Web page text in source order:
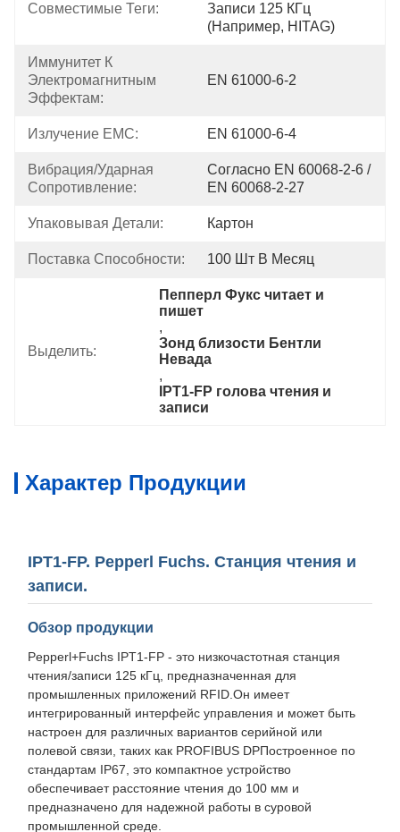
Совместимые Теги:
Записи 125 КГц
(например, HITAG)
Иммунитет К
Электромагнитным
Эффектам:
EN 61000-6-2
Излучение EMC: EN 61000-6-4
Вибрация/ударная
Сопротивление:
Согласно EN 60068-2-6 /
EN 60068-2-27
Упаковывая Детали: Картон
Поставка Способности: 100 Шт В Месяц
Выделить:
Пепперл Фукс читает и
пишет
,
Зонд близости Бентли
Невада
,
IPT1-FP голова чтения и
записи
Характер Продукции
IPT1-FP. Pepperl Fuchs. Станция чтения и
записи.
Обзор продукции
Pepperl+Fuchs IPT1-FP - это низкочастотная станция
чтения/записи 125 кГц, предназначенная для
промышленных приложений RFID.Он имеет
интегрированный интерфейс управления и может быть
настроен для различных вариантов серийной или
полевой связи, таких как PROFIBUS DPПостроенное по
стандартам IP67, это компактное устройство
обеспечивает расстояние чтения до 100 мм и
предназначено для надежной работы в суровой
промышленной среде.